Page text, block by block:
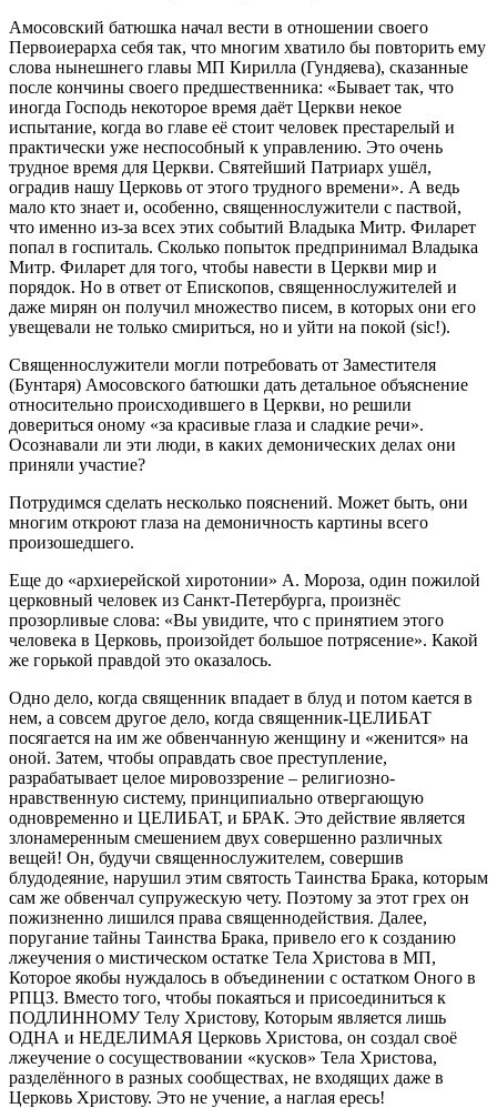
Амосовский батюшка начал вести в отношении своего
Первоиерарха себя так, что многим хватило бы повторить ему
слова нынешнего главы МП Кирилла (Гундяева), сказанные
после кончины своего предшественника: «Бывает так, что
иногда Господь некоторое время даёт Церкви некое
испытание, когда во главе её стоит человек престарелый и
практически уже неспособный к управлению. Это очень
трудное время для Церкви. Святейший Патриарх ушёл,
оградив нашу Церковь от этого трудного времени». А ведь
мало кто знает и, особенно, священнослужители с паствой,
что именно из-за всех этих событий Владыка Митр. Филарет
попал в госпиталь. Сколько попыток предпринимал Владыка
Митр. Филарет для того, чтобы навести в Церкви мир и
порядок. Но в ответ от Епископов, священнослужителей и
даже мирян он получил множество писем, в которых они его
увещевали не только смириться, но и уйти на покой (sic!).
Священнослужители могли потребовать от Заместителя
(Бунтаря) Амосовского батюшки дать детальное объяснение
относительно происходившего в Церкви, но решили
довериться оному «за красивые глаза и сладкие речи».
Осознавали ли эти люди, в каких демонических делах они
приняли участие?
Потрудимся сделать несколько пояснений. Может быть, они
многим откроют глаза на демоничность картины всего
произошедшего.
Еще до «архиерейской хиротонии» А. Мороза, один пожилой
церковный человек из Санкт-Петербурга, произнёс
прозорливые слова: «Вы увидите, что с принятием этого
человека в Церковь, произойдет большое потрясение». Какой
же горькой правдой это оказалось.
Одно дело, когда священник впадает в блуд и потом кается в
нем, а совсем другое дело, когда священник-ЦЕЛИБАТ
посягается на им же обвенчанную женщину и «женится» на
оной. Затем, чтобы оправдать свое преступление,
разрабатывает целое мировоззрение – религиозно-
нравственную систему, принципиально отвергающую
одновременно и ЦЕЛИБАТ, и БРАК. Это действие является
злонамеренным смешением двух совершенно различных
вещей! Он, будучи священнослужителем, совершив
блудодеяние, нарушил этим святость Таинства Брака, которым
сам же обвенчал супружескую чету. Поэтому за этот грех он
пожизненно лишился права священнодействия. Далее,
поругание тайны Таинства Брака, привело его к созданию
лжеучения о мистическом остатке Тела Христова в МП,
Которое якобы нуждалось в объединении с остатком Оного в
РПЦЗ. Вместо того, чтобы покаяться и присоединиться к
ПОДЛИННОМУ Телу Христову, Которым является лишь
ОДНА и НЕДЕЛИМАЯ Церковь Христова, он создал своё
лжеучение о сосуществовании «кусков» Тела Христова,
разделённого в разных сообществах, не входящих даже в
Церковь Христову. Это не учение, а наглая ересь!